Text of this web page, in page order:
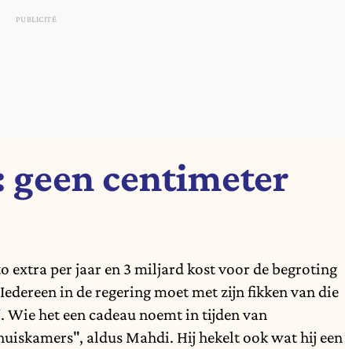
centimeter
extra per jaar en 3 miljard kost voor de begroting
in de regering moet met zijn fikken van die
het een cadeau noemt in tijden van
aldus Mahdi. Hij hekelt ook wat hij een